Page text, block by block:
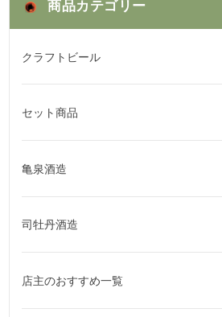
商品カテゴリー
クラフトビール
セット商品
亀泉酒造
司牡丹酒造
店主のおすすめ一覧